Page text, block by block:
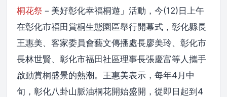
桐花祭 －美好彰化幸福桐遊」活動，今(12)日上午
在彰化市福田賞桐生態園區舉行開幕式，彰化縣長
王惠美、客家委員會藝文傳播處長廖美玲、彰化市
長林世賢、彰化市福田社區理事長張慶富等人攜手
啟動賞桐盛景的熱潮。王惠美表示，每年4月中
旬，彰化八卦山脈油桐花開始盛開，從即日起到4